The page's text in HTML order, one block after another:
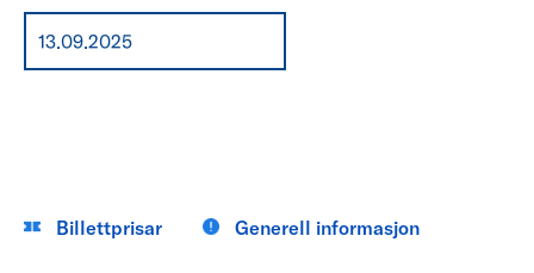
Billettprisar Generell informasjon